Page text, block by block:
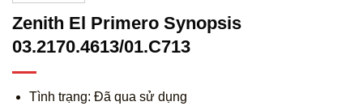
Zenith El Primero Synopsis
03.2170.4613/01.C713
Tình trạng: Đã qua sử dụng